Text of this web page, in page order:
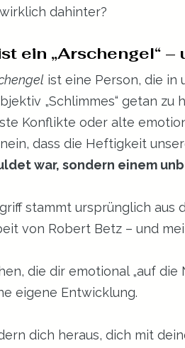
dahinter?
ein „Arschengel“
ist eine Person, die in
„Schlimmes“ getan zu
Konflikte oder alte
dass die Heftigkeit
war, sondern einem
stammt ursprünglich aus
von Robert Betz – und
die dir emotional „auf
eigene Entwicklung.
dich heraus, dich mit